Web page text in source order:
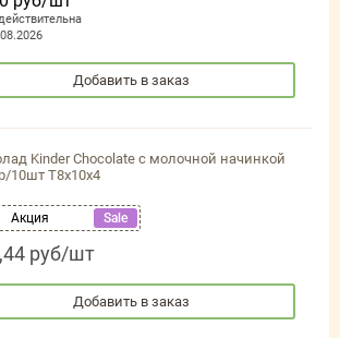
Добавить в заказ
Kinder Chocolate с молочной начинкой
10шт Т8х10х4
Акция Sale
руб/шт
Добавить в заказ